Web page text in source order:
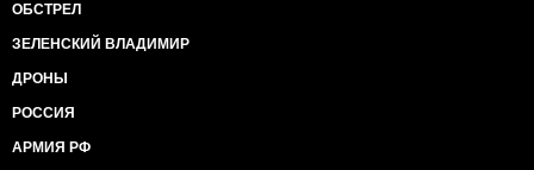
ОБСТРЕЛ
ЗЕЛЕНСКИЙ ВЛАДИМИР
ДРОНЫ
РОССИЯ
АРМИЯ РФ